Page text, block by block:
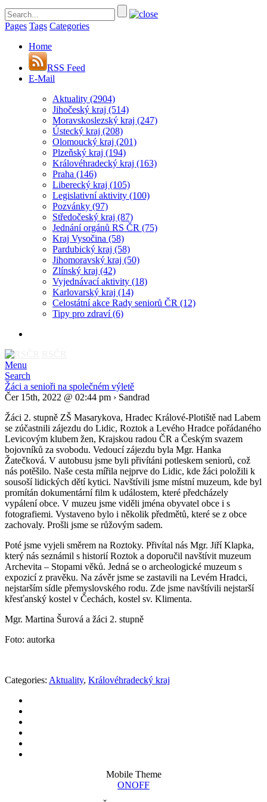
Pages Tags Categories
Home
RSS Feed
E-Mail
Aktuality (2904)
Jihočeský kraj (514)
Moravskoslezský kraj (247)
Ústecký kraj (208)
Olomoucký kraj (201)
Plzeňský kraj (194)
Královéhradecký kraj (163)
Praha (146)
Liberecký kraj (105)
Legislativní aktivity (100)
Pozvánky (97)
Středočeský kraj (87)
Jednání orgánů RS ČR (75)
Kraj Vysočina (58)
Pardubický kraj (58)
Jihomoravský kraj (50)
Zlínský kraj (42)
Vyjednávací aktivity (18)
Karlovarský kraj (14)
Celostátní akce Rady seniorů ČR (12)
Tipy pro zdraví(6)
Menu
Search
Žáci a senioři na společném výletě
Čer 15th, 2022 @ 02:44 pm › Sandrad
Žáci 2. stupně ZŠ Masarykova, Hradec Králové-Plotiště nad Labem
se zúčastnili zájezdu do Lidic, Roztok a Levého Hradce pořádaného
Levicovým klubem žen, Krajskou radou ČR a Českým svazem
bojovníků za svobodu. Vedoucí zájezdu byla Mgr. Hanka
Žatečková. V autobusu jsme byli přivítáni potleskem seniorů, což
nás potěšilo. Naše cesta mířila nejprve do Lidic, kde žáci položili k
sousoší lidických dětí kytici. Navštívili jsme místní muzeum, kde byl
promítán dokumentární film k událostem, které předcházely
vypálení obce. V muzeu jsme viděli jména obyvatel obce i s
fotografiemi. Vystaveno bylo i několik předmětů, které se z obce
zachovaly. Prošli jsme se růžovým sadem.
Poté jsme vyjeli směrem na Roztoky. Přivítal nás Mgr. Jiří Klapka,
který nás seznámil s historií Roztok a doporučil navštívit muzeum
Archevita – Stopami věků. Jedná se o archeologické muzeum s
expozicí z pravěku. Na závěr jsme se zastavili na Levém Hradci,
nejstarším sídle přemyslovského rodu. Zde jsme navštívili nejstarší
křesťanský kostel v Čechách, kostel sv. Klimenta.
Mgr. Martina Šurová a žáci 2. stupně
Foto: autorka
Categories: Aktuality, Královéhradecký kraj
Mobile Theme
ONOFF